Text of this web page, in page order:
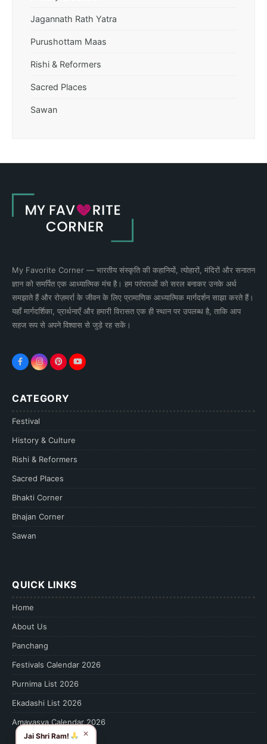
Jagannath Rath Yatra
Purushottam Maas
Rishi & Reformers
Sacred Places
Sawan
My Favorite Corner — भारतीय संस्कृति की कहानियों, त्योहारों, मंदिरों और सनातन
ज्ञान को समर्पित एक आध्यात्मिक मंच है। हम परंपराओं को सरल बनाकर उनके अर्थ
समझाते हैं और रोज़मर्रा के जीवन के लिए प्रामाणिक आध्यात्मिक मार्गदर्शन साझा करते हैं।
यहाँ मार्गदर्शिका, प्रार्थनाएँ और हमारी विरासत एक ही स्थान पर उपलब्ध है, ताकि आप
सहज रूप से अपने विश्वास से जुड़े रह सकें।
CATEGORY
Festival
History & Culture
Rishi & Reformers
Sacred Places
Bhakti Corner
Bhajan Corner
Sawan
QUICK LINKS
Home
About Us
Panchang
Festivals Calendar 2026
Purnima List 2026
Ekadashi List 2026
Amavasya Calendar 2026
Jai Shri Ram!
✕